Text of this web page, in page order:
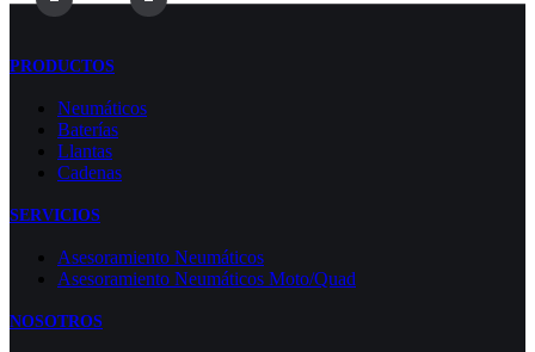
PRODUCTOS
Neumáticos
Baterías
Llantas
Cadenas
SERVICIOS
Asesoramiento Neumáticos
Asesoramiento Neumáticos Moto/Quad
NOSOTROS